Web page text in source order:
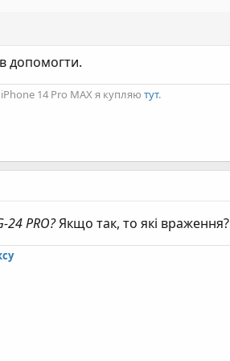
допомогти.
14 Pro MAX я купляю тут.
24 PRO?Якщо так, то які враження?